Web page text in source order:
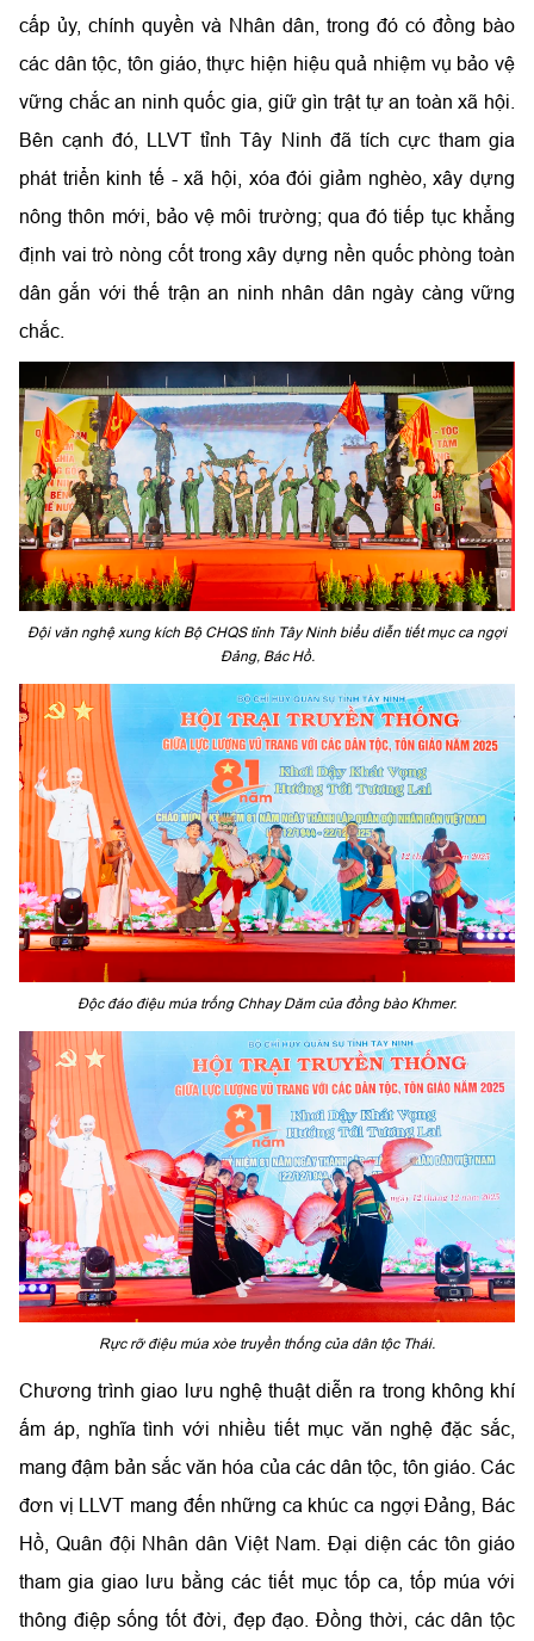
cấp ủy, chính quyền và Nhân dân, trong đó có đồng bào
các dân tộc, tôn giáo, thực hiện hiệu quả nhiệm vụ bảo vệ
vững chắc an ninh quốc gia, giữ gìn trật tự an toàn xã hội.
Bên cạnh đó, LLVT tỉnh Tây Ninh đã tích cực tham gia
phát triển kinh tế - xã hội, xóa đói giảm nghèo, xây dựng
nông thôn mới, bảo vệ môi trường; qua đó tiếp tục khẳng
định vai trò nòng cốt trong xây dựng nền quốc phòng toàn
dân gắn với thế trận an ninh nhân dân ngày càng vững
chắc.
Đội văn nghệ xung kích Bộ CHQS tỉnh Tây Ninh biểu diễn tiết mục ca ngợi
Đảng, Bác Hồ.
Độc đáo điệu múa trống Chhay Dăm của đồng bào Khmer.
Rực rỡ điệu múa xòe truyền thống của dân tộc Thái.
Chương trình giao lưu nghệ thuật diễn ra trong không khí
ấm áp, nghĩa tình với nhiều tiết mục văn nghệ đặc sắc,
mang đậm bản sắc văn hóa của các dân tộc, tôn giáo. Các
đơn vị LLVT mang đến những ca khúc ca ngợi Đảng, Bác
Hồ, Quân đội Nhân dân Việt Nam. Đại diện các tôn giáo
tham gia giao lưu bằng các tiết mục tốp ca, tốp múa với
thông điệp sống tốt đời, đẹp đạo. Đồng thời, các dân tộc